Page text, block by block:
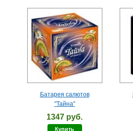
Батарея салютов
"Тайна"
1347 руб.
Купить